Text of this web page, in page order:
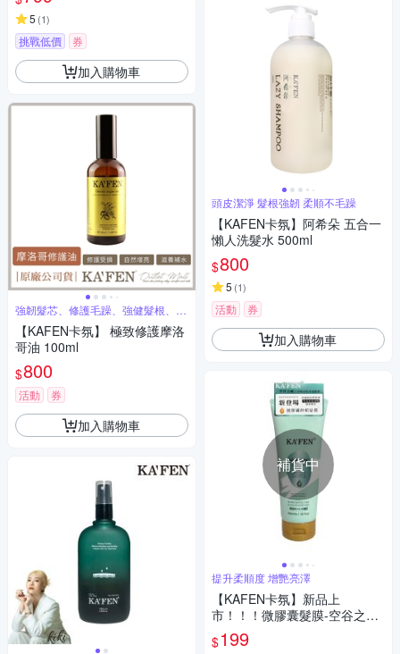
5 (1)
挑戰低價 券
加入購物車
強韌髮芯、修護毛躁、強健髮根、滋
養髮質
【KAFEN卡氛】 極致修護摩洛
哥油 100ml
$800
活動 券
加入購物車
頭皮潔淨 髮根強韌 柔順不毛躁
【KAFEN卡氛】阿希朵 五合一
懶人洗髮水 500ml
$800
5 (1)
活動 券
加入購物車
補貨中
提升柔順度 增艷亮澤
【KAFEN卡氛】新品上
市！！！微膠囊髮膜-空谷之雨
300ml
$199